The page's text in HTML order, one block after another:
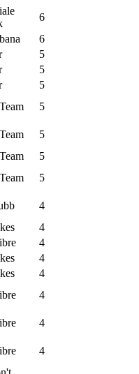
6
6
5
5
5
5
5
5
5
4
4
4
4
4
4
4
4